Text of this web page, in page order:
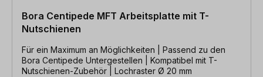
Bora Centipede MFT Arbeitsplatte mit T-
Nutschienen
Für ein Maximum an Möglichkeiten | Passend zu den
Bora Centipede Untergestellen | Kompatibel mit T-
Nutschienen-Zubehör | Lochraster Ø 20 mm